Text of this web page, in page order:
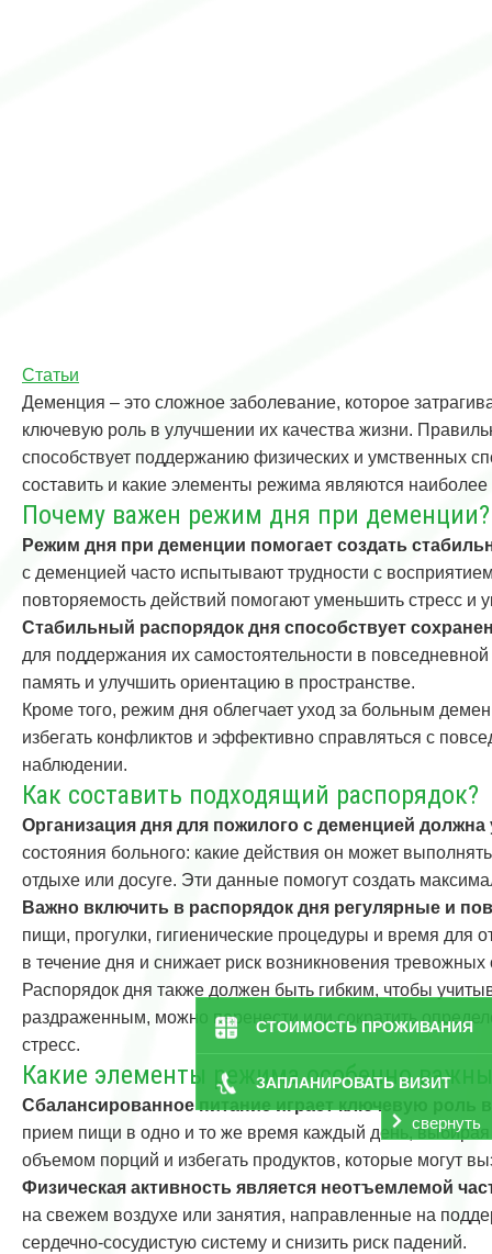
СТОИМОСТЬ ПРОЖИВАНИЯ
ЗАПЛАНИРОВАТЬ ВИЗИТ
свернуть
Статьи
Деменция – это сложное заболевание, которое
ключевую роль в улучшении их качества жизни.
способствует поддержанию физических и умственных
составить и какие элементы режима являются
Почему важен режим дня при деменции?
Режим дня при деменции помогает создать
с деменцией часто испытывают трудности с
повторяемость действий помогают уменьшить стресс и
Стабильный распорядок дня способствует
для поддержания их самостоятельности в
память и улучшить ориентацию в пространстве.
Кроме того, режим дня облегчает уход за больным
избегать конфликтов и эффективно справляться с
наблюдении.
Как составить подходящий распорядок?
Организация дня для пожилого с деменцией
состояния больного: какие действия он может
отдыхе или досуге. Эти данные помогут создать
Важно включить в распорядок дня регулярные и
пищи, прогулки, гигиенические процедуры и время
в течение дня и снижает риск возникновения тревожных
Распорядок дня также должен быть гибким, чтобы
раздраженным, можно перенести или сократить
стресс.
Какие элементы режима особенно
Сбалансированное питание играет ключевую роль
прием пищи в одно и то же время каждый день,
объемом порций и избегать продуктов, которые могут
Физическая активность является неотъемлемой
на свежем воздухе или занятия, направленные на
сердечно-сосудистую систему и снизить риск падений.